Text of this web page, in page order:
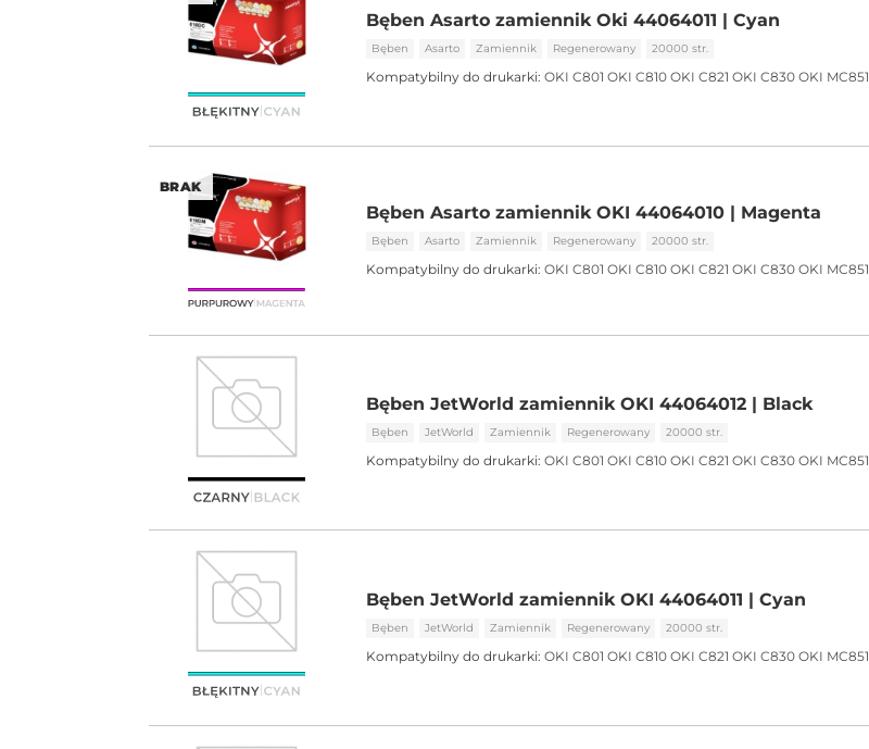
Bęben Asarto zamiennik Oki 44064011 | Cyan
Bęben Asarto Zamiennik Regenerowany 20000 str.
Kompatybilny do drukarki: OKI C801 OKI C810 OKI C821 OKI C830 OKI MC851
BRAK
Bęben Asarto zamiennik OKI 44064010 | Magenta
Bęben Asarto Zamiennik Regenerowany 20000 str.
Kompatybilny do drukarki: OKI C801 OKI C810 OKI C821 OKI C830 OKI MC851
Bęben JetWorld zamiennik OKI 44064012 | Black
Bęben JetWorld Zamiennik Regenerowany 20000 str.
Kompatybilny do drukarki: OKI C801 OKI C810 OKI C821 OKI C830 OKI MC851
Bęben JetWorld zamiennik OKI 44064011 | Cyan
Bęben JetWorld Zamiennik Regenerowany 20000 str.
Kompatybilny do drukarki: OKI C801 OKI C810 OKI C821 OKI C830 OKI MC851